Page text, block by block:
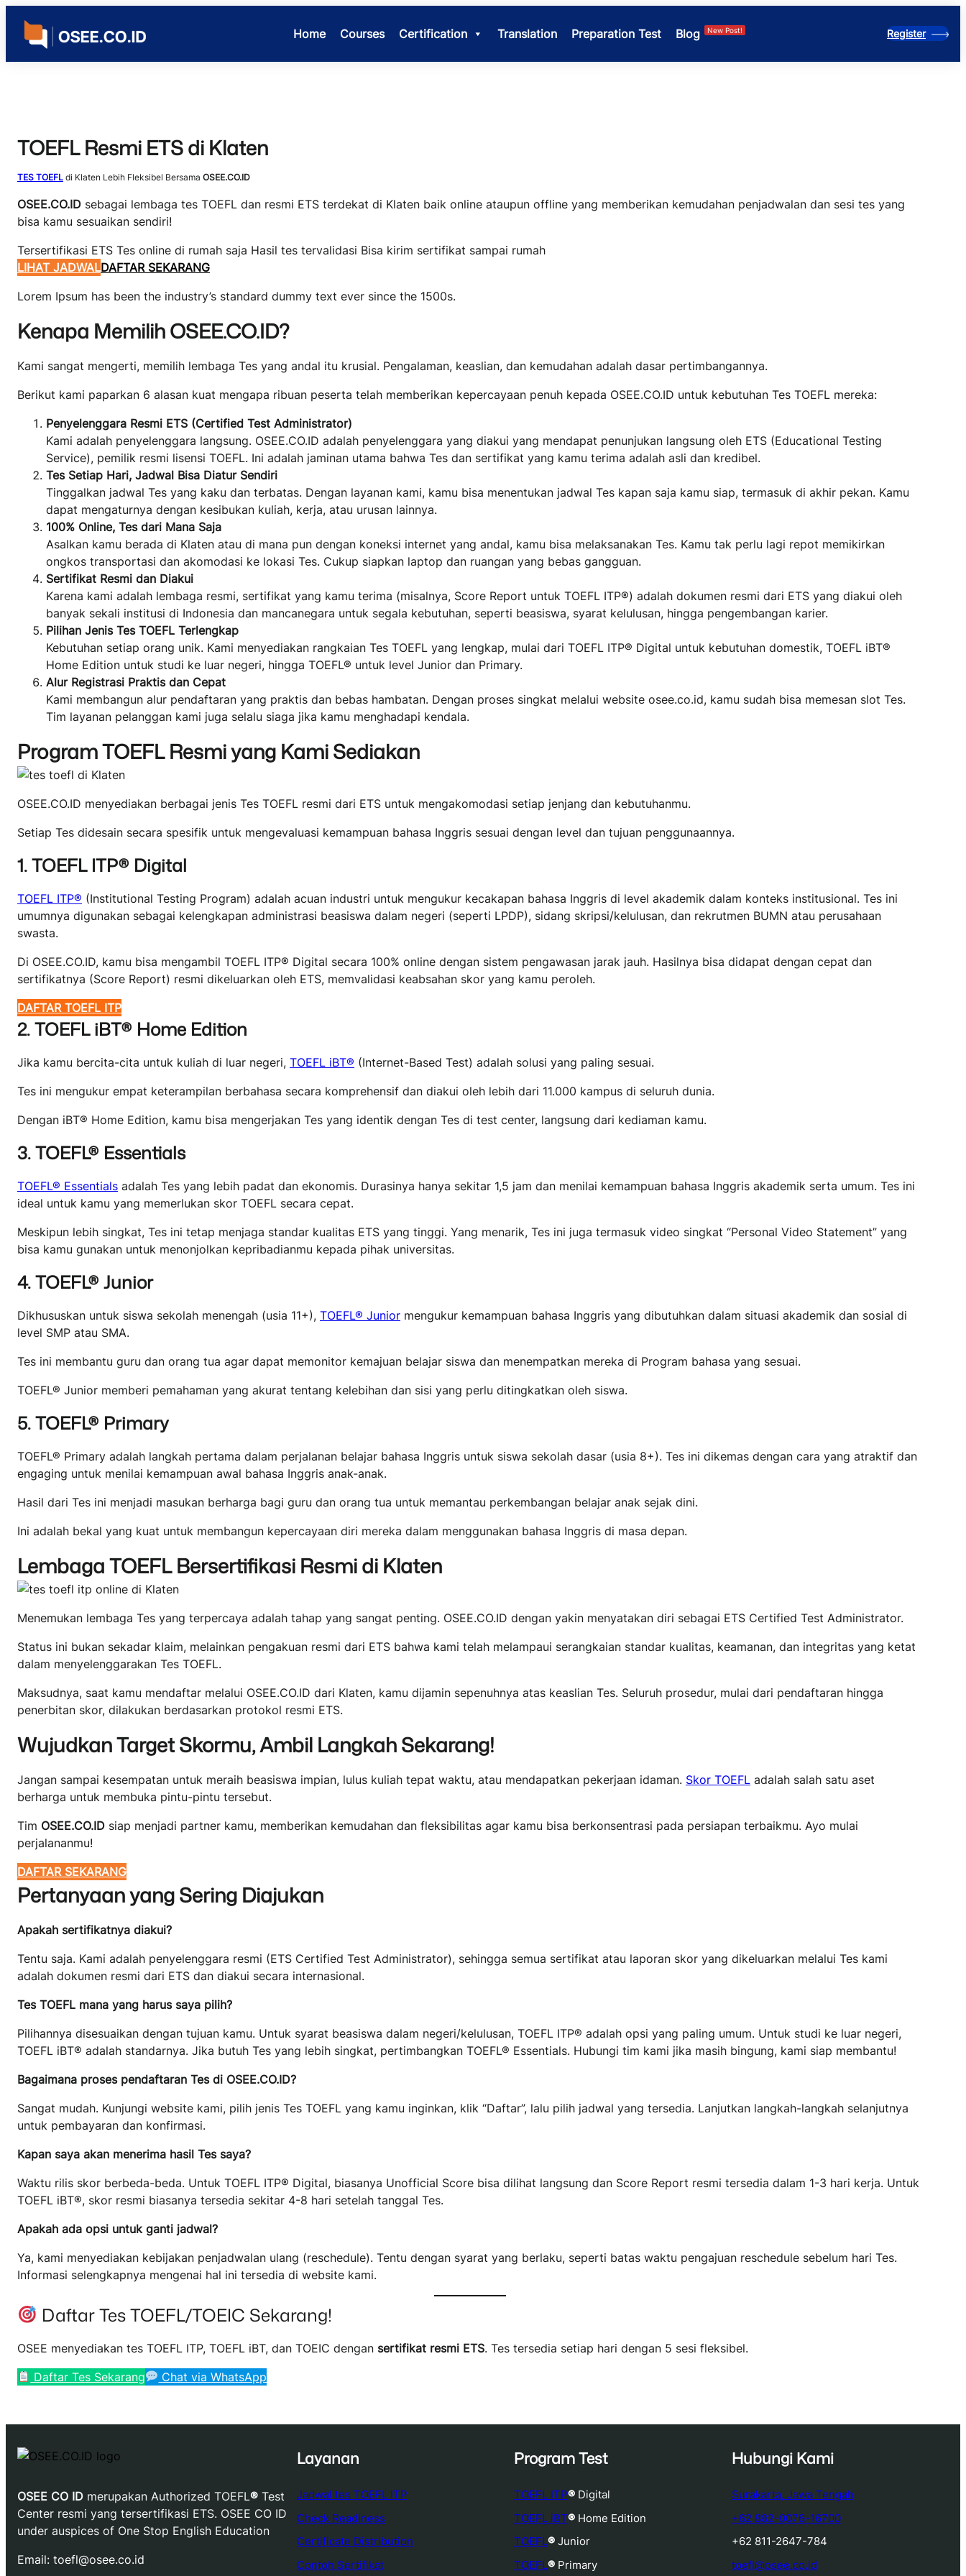
content
Home Courses Certification Translation Preparation Test Blog New Post! Register
TOEFL Resmi ETS di Klaten
TES TOEFL di Klaten Lebih Fleksibel Bersama OSEE.CO.ID
OSEE.CO.ID sebagai lembaga tes TOEFL dan resmi ETS terdekat di Klaten baik online ataupun offline yang memberikan kemudahan penjadwalan dan sesi tes yang
bisa kamu sesuaikan sendiri!
Tersertifikasi ETS Tes online di rumah saja Hasil tes tervalidasi Bisa kirim sertifikat sampai rumah
LIHAT JADWALDAFTAR SEKARANG
Lorem Ipsum has been the industry’s standard dummy text ever since the 1500s.
Kenapa Memilih OSEE.CO.ID?
Kami sangat mengerti, memilih lembaga Tes yang andal itu krusial. Pengalaman, keaslian, dan kemudahan adalah dasar pertimbangannya.
Berikut kami paparkan 6 alasan kuat mengapa ribuan peserta telah memberikan kepercayaan penuh kepada OSEE.CO.ID untuk kebutuhan Tes TOEFL mereka:
Penyelenggara Resmi ETS (Certified Test Administrator)
Kami adalah penyelenggara langsung. OSEE.CO.ID adalah penyelenggara yang diakui yang mendapat penunjukan langsung oleh ETS (Educational Testing
Service), pemilik resmi lisensi TOEFL. Ini adalah jaminan utama bahwa Tes dan sertifikat yang kamu terima adalah asli dan kredibel.
Tes Setiap Hari, Jadwal Bisa Diatur Sendiri
Tinggalkan jadwal Tes yang kaku dan terbatas. Dengan layanan kami, kamu bisa menentukan jadwal Tes kapan saja kamu siap, termasuk di akhir pekan. Kamu
dapat mengaturnya dengan kesibukan kuliah, kerja, atau urusan lainnya.
100% Online, Tes dari Mana Saja
Asalkan kamu berada di Klaten atau di mana pun dengan koneksi internet yang andal, kamu bisa melaksanakan Tes. Kamu tak perlu lagi repot memikirkan
ongkos transportasi dan akomodasi ke lokasi Tes. Cukup siapkan laptop dan ruangan yang bebas gangguan.
Sertifikat Resmi dan Diakui
Karena kami adalah lembaga resmi, sertifikat yang kamu terima (misalnya, Score Report untuk TOEFL ITP®) adalah dokumen resmi dari ETS yang diakui oleh
banyak sekali institusi di Indonesia dan mancanegara untuk segala kebutuhan, seperti beasiswa, syarat kelulusan, hingga pengembangan karier.
Pilihan Jenis Tes TOEFL Terlengkap
Kebutuhan setiap orang unik. Kami menyediakan rangkaian Tes TOEFL yang lengkap, mulai dari TOEFL ITP® Digital untuk kebutuhan domestik, TOEFL iBT®
Home Edition untuk studi ke luar negeri, hingga TOEFL® untuk level Junior dan Primary.
Alur Registrasi Praktis dan Cepat
Kami membangun alur pendaftaran yang praktis dan bebas hambatan. Dengan proses singkat melalui website osee.co.id, kamu sudah bisa memesan slot Tes.
Tim layanan pelanggan kami juga selalu siaga jika kamu menghadapi kendala.
Program TOEFL Resmi yang Kami Sediakan
OSEE.CO.ID menyediakan berbagai jenis Tes TOEFL resmi dari ETS untuk mengakomodasi setiap jenjang dan kebutuhanmu.
Setiap Tes didesain secara spesifik untuk mengevaluasi kemampuan bahasa Inggris sesuai dengan level dan tujuan penggunaannya.
1. TOEFL ITP® Digital
TOEFL ITP® (Institutional Testing Program) adalah acuan industri untuk mengukur kecakapan bahasa Inggris di level akademik dalam konteks institusional. Tes ini
umumnya digunakan sebagai kelengkapan administrasi beasiswa dalam negeri (seperti LPDP), sidang skripsi/kelulusan, dan rekrutmen BUMN atau perusahaan
swasta.
Di OSEE.CO.ID, kamu bisa mengambil TOEFL ITP® Digital secara 100% online dengan sistem pengawasan jarak jauh. Hasilnya bisa didapat dengan cepat dan
sertifikatnya (Score Report) resmi dikeluarkan oleh ETS, memvalidasi keabsahan skor yang kamu peroleh.
DAFTAR TOEFL ITP
2. TOEFL iBT® Home Edition
Jika kamu bercita-cita untuk kuliah di luar negeri, TOEFL iBT® (Internet-Based Test) adalah solusi yang paling sesuai.
Tes ini mengukur empat keterampilan berbahasa secara komprehensif dan diakui oleh lebih dari 11.000 kampus di seluruh dunia.
Dengan iBT® Home Edition, kamu bisa mengerjakan Tes yang identik dengan Tes di test center, langsung dari kediaman kamu.
3. TOEFL® Essentials
TOEFL® Essentials adalah Tes yang lebih padat dan ekonomis. Durasinya hanya sekitar 1,5 jam dan menilai kemampuan bahasa Inggris akademik serta umum. Tes ini
ideal untuk kamu yang memerlukan skor TOEFL secara cepat.
Meskipun lebih singkat, Tes ini tetap menjaga standar kualitas ETS yang tinggi. Yang menarik, Tes ini juga termasuk video singkat “Personal Video Statement” yang
bisa kamu gunakan untuk menonjolkan kepribadianmu kepada pihak universitas.
4. TOEFL® Junior
Dikhususkan untuk siswa sekolah menengah (usia 11+), TOEFL® Junior mengukur kemampuan bahasa Inggris yang dibutuhkan dalam situasi akademik dan sosial di
level SMP atau SMA.
Tes ini membantu guru dan orang tua agar dapat memonitor kemajuan belajar siswa dan menempatkan mereka di Program bahasa yang sesuai.
TOEFL® Junior memberi pemahaman yang akurat tentang kelebihan dan sisi yang perlu ditingkatkan oleh siswa.
5. TOEFL® Primary
TOEFL® Primary adalah langkah pertama dalam perjalanan belajar bahasa Inggris untuk siswa sekolah dasar (usia 8+). Tes ini dikemas dengan cara yang atraktif dan
engaging untuk menilai kemampuan awal bahasa Inggris anak-anak.
Hasil dari Tes ini menjadi masukan berharga bagi guru dan orang tua untuk memantau perkembangan belajar anak sejak dini.
Ini adalah bekal yang kuat untuk membangun kepercayaan diri mereka dalam menggunakan bahasa Inggris di masa depan.
Lembaga TOEFL Bersertifikasi Resmi di Klaten
Menemukan lembaga Tes yang terpercaya adalah tahap yang sangat penting. OSEE.CO.ID dengan yakin menyatakan diri sebagai ETS Certified Test Administrator.
Status ini bukan sekadar klaim, melainkan pengakuan resmi dari ETS bahwa kami telah melampaui serangkaian standar kualitas, keamanan, dan integritas yang ketat
dalam menyelenggarakan Tes TOEFL.
Maksudnya, saat kamu mendaftar melalui OSEE.CO.ID dari Klaten, kamu dijamin sepenuhnya atas keaslian Tes. Seluruh prosedur, mulai dari pendaftaran hingga
penerbitan skor, dilakukan berdasarkan protokol resmi ETS.
Wujudkan Target Skormu, Ambil Langkah Sekarang!
Jangan sampai kesempatan untuk meraih beasiswa impian, lulus kuliah tepat waktu, atau mendapatkan pekerjaan idaman. Skor TOEFL adalah salah satu aset
berharga untuk membuka pintu-pintu tersebut.
Tim OSEE.CO.ID siap menjadi partner kamu, memberikan kemudahan dan fleksibilitas agar kamu bisa berkonsentrasi pada persiapan terbaikmu. Ayo mulai
perjalananmu!
DAFTAR SEKARANG
Pertanyaan yang Sering Diajukan
Apakah sertifikatnya diakui?
Tentu saja. Kami adalah penyelenggara resmi (ETS Certified Test Administrator), sehingga semua sertifikat atau laporan skor yang dikeluarkan melalui Tes kami
adalah dokumen resmi dari ETS dan diakui secara internasional.
Tes TOEFL mana yang harus saya pilih?
Pilihannya disesuaikan dengan tujuan kamu. Untuk syarat beasiswa dalam negeri/kelulusan, TOEFL ITP® adalah opsi yang paling umum. Untuk studi ke luar negeri,
TOEFL iBT® adalah standarnya. Jika butuh Tes yang lebih singkat, pertimbangkan TOEFL® Essentials. Hubungi tim kami jika masih bingung, kami siap membantu!
Bagaimana proses pendaftaran Tes di OSEE.CO.ID?
Sangat mudah. Kunjungi website kami, pilih jenis Tes TOEFL yang kamu inginkan, klik “Daftar”, lalu pilih jadwal yang tersedia. Lanjutkan langkah-langkah selanjutnya
untuk pembayaran dan konfirmasi.
Kapan saya akan menerima hasil Tes saya?
Waktu rilis skor berbeda-beda. Untuk TOEFL ITP® Digital, biasanya Unofficial Score bisa dilihat langsung dan Score Report resmi tersedia dalam 1-3 hari kerja. Untuk
TOEFL iBT®, skor resmi biasanya tersedia sekitar 4-8 hari setelah tanggal Tes.
Apakah ada opsi untuk ganti jadwal?
Ya, kami menyediakan kebijakan penjadwalan ulang (reschedule). Tentu dengan syarat yang berlaku, seperti batas waktu pengajuan reschedule sebelum hari Tes.
Informasi selengkapnya mengenai hal ini tersedia di website kami.
Daftar Tes TOEFL/TOEIC Sekarang!
OSEE menyediakan tes TOEFL ITP, TOEFL iBT, dan TOEIC dengan sertifikat resmi ETS. Tes tersedia setiap hari dengan 5 sesi fleksibel.
Daftar Tes Sekarang
Chat via WhatsApp
OSEE CO ID merupakan Authorized TOEFL® Test
Center resmi yang tersertifikasi ETS. OSEE CO ID
under auspices of One Stop English Education
Email: toefl@osee.co.id
Layanan
Jadwal tes TOEFL ITP
Check Readiness
Certificate Distribution
Contoh Sertifikat
Program Test
TOEFL ITP® Digital
TOEFL iBT® Home Edition
TOEFL® Junior
TOEFL® Primary
Hubungi Kami
Surakarta, Jawa Tengah
+62 882-0076-16700
+62 811-2647-784
toefl@osee.co.id